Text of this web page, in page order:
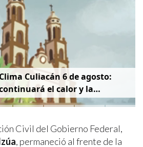
Clima Culiacán 6 de agosto:
el calor y la
de lluvia
Civil del Gobierno Federal,
, permaneció al frente de la